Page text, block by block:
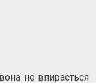
не впирається